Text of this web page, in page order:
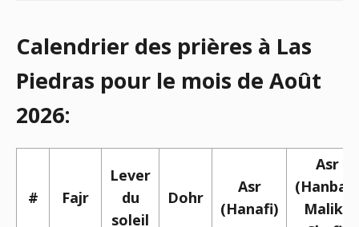
Calendrier des prières à Las
Piedras pour le mois de Août
2026:
# Fajr
Lever
du
soleil
Dohr
Asr
(Hanafi)
Asr
(Hanbali,
Maliki,